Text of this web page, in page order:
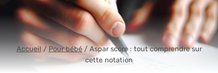
Accueil / Pour bébé / Aspar score : tout comprendre sur
cette notation